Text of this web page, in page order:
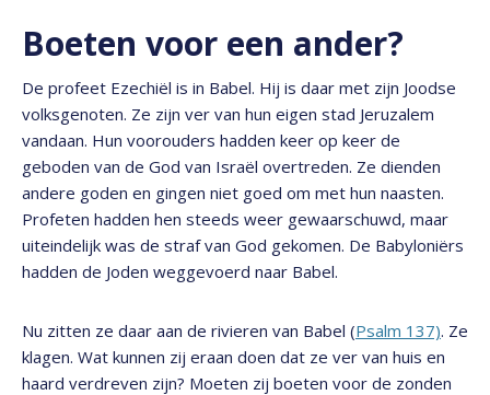
Boeten voor een ander?
De profeet Ezechiël is in Babel. Hij is daar met zijn Joodse
volksgenoten. Ze zijn ver van hun eigen stad Jeruzalem
vandaan. Hun voorouders hadden keer op keer de
geboden van de God van Israël overtreden. Ze dienden
andere goden en gingen niet goed om met hun naasten.
Profeten hadden hen steeds weer gewaarschuwd, maar
uiteindelijk was de straf van God gekomen. De Babyloniërs
hadden de Joden weggevoerd naar Babel.
Nu zitten ze daar aan de rivieren van Babel (Psalm 137). Ze
klagen. Wat kunnen zij eraan doen dat ze ver van huis en
haard verdreven zijn? Moeten zij boeten voor de zonden